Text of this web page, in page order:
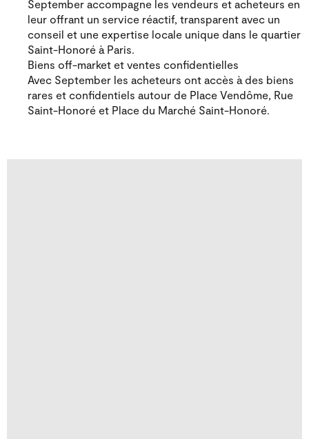
September accompagne les vendeurs et acheteurs en
leur offrant un service réactif, transparent avec un
conseil et une expertise locale unique dans le quartier
Saint-Honoré à Paris.
Biens off-market et ventes confidentielles
Avec September les acheteurs ont accès à des biens
rares et confidentiels autour de Place Vendôme, Rue
Saint-Honoré et Place du Marché Saint-Honoré.